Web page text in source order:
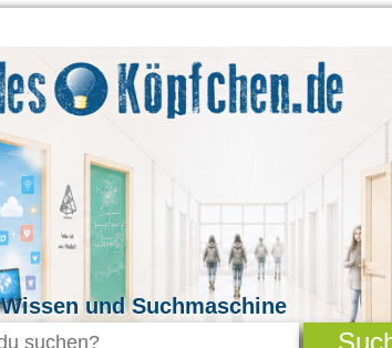
Wissen und Suchmaschine